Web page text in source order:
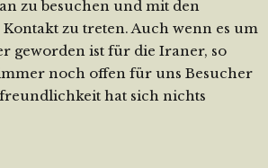
zu besuchen und mit den
zu treten. Auch wenn es um
geworden ist für die Iraner, so
noch offen für uns Besucher
hat sich nichts